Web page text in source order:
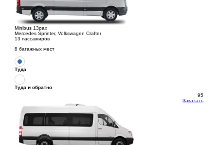
Minibus 13pax
Mercedes Sprinter, Volkswagen Crafter
13 пассажиров
8 багажных мест
Туда
Туда и обратно
95
Заказать